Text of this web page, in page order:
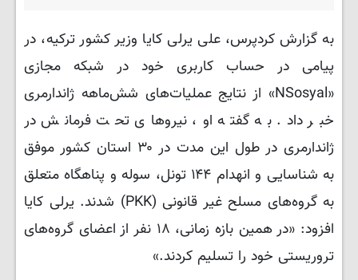
به گزارش کردپرس، علی یرلی کایا وزیر کشور ترکیه، در
پیامی در حساب کاربری خود در شبکه مجازی
«NSosyal» از نتایج عملیات‌های شش‌ماهه ژاندارمری
خبر داد. به گفته او، نیروهای تحت فرمانش در
ژاندارمری در طول این مدت در ۳۰ استان کشور موفق
به شناسایی و انهدام ۱۴۴ تونل، سوله و پناهگاه متعلق
به گروه‌های مسلح غیر قانونی (PKK) شدند. یرلی کایا
افزود: «در همین بازه زمانی، ۱۸ نفر از اعضای گروه‌های
تروریستی خود را تسلیم کردند.»